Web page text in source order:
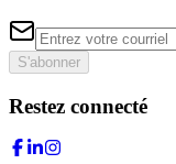
S'abonner
Restez connecté